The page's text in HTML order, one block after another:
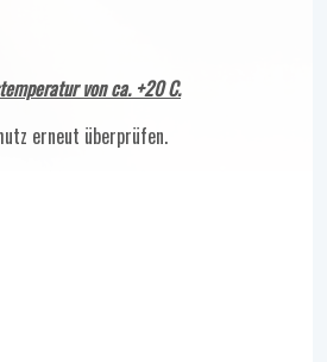
von ca. +20 C.
erneut überprüfen.